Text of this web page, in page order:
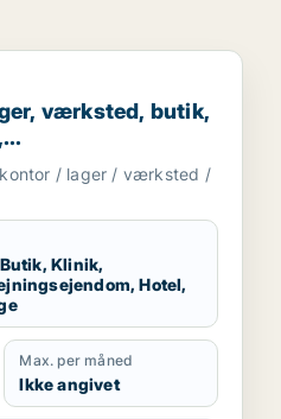
værksted, butik, klinik,
værksted, butik,
hotel,
garage til salg i
/ lager / værksted /
Klinik,
Hotel,
Max. per måned
Ikke angivet